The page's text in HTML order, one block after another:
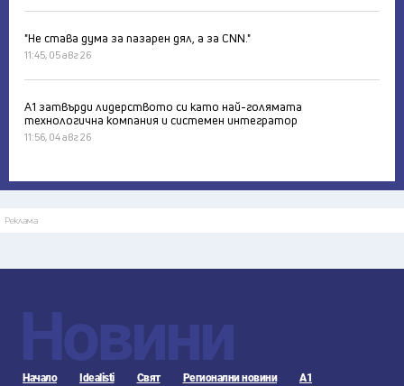
"Не става дума за пазарен дял, а за CNN."
11:45, 05 авг 26
А1 затвърди лидерството си като най-голямата
технологична компания и системен интегратор
11:56, 04 авг 26
Реклама
Новини
Начало Idealisti Свят Регионални новини А1